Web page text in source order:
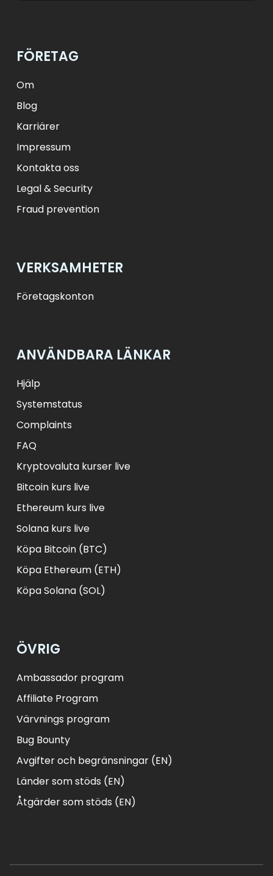
$ USD
ft HUF
zł
₺ TRY
FÖRETAG
Om
Blog
Karriärer
Impressum
Kontakta oss
Legal & Security
Fraud prevention
VERKSAMHETER
Företagskonton
ANVÄNDBARA LÄNKAR
Hjälp
Systemstatus
Complaints
FAQ
Kryptovaluta kurser live
Bitcoin kurs live
Ethereum kurs live
Solana kurs live
Köpa Bitcoin (BTC)
Köpa Ethereum (ETH)
Köpa Solana (SOL)
ÖVRIG
Ambassador program
Affiliate Program
Värvnings program
Bug Bounty
Avgifter och begränsningar (EN)
Länder som stöds (EN)
Åtgärder som stöds (EN)